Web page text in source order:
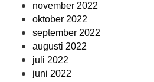
november 2022
oktober 2022
september 2022
augusti 2022
juli 2022
juni 2022